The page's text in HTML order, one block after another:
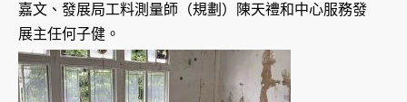
嘉文、發展局工料測量師（規劃）陳天禮和中心服務發
展主任何子健。